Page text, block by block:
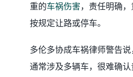
重的车祸伤害，责任明确
按规定让路或停车。
多伦多协成车祸律师警告
通常涉及多辆车，很难确